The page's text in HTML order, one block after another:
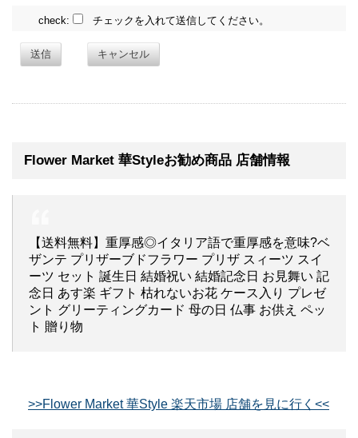
check: チェックを入れて送信してください。
送信 キャンセル
Flower Market 華Styleお勧め商品 店舗情報
【送料無料】重厚感◎イタリア語で重厚感を意味?ベ
ザンテ プリザーブドフラワー プリザ スィーツ スイ
ーツ セット 誕生日 結婚祝い 結婚記念日 お見舞い 記
念日 あす楽 ギフト 枯れないお花 ケース入り プレゼ
ント グリーティングカード 母の日 仏事 お供え ペッ
ト 贈り物
>>Flower Market 華Style 楽天市場 店舗を見に行く<<